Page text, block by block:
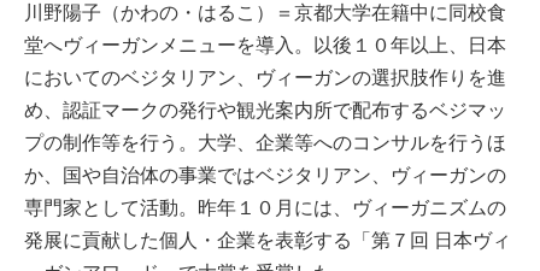
川野陽子（かわの・はるこ）＝京都大学在籍中に同校食
堂へヴィーガンメニューを導入。以後１０年以上、日本
においてのベジタリアン、ヴィーガンの選択肢作りを進
め、認証マークの発行や観光案内所で配布するベジマッ
プの制作等を行う。大学、企業等へのコンサルを行うほ
か、国や自治体の事業ではベジタリアン、ヴィーガンの
専門家として活動。昨年１０月には、ヴィーガニズムの
発展に貢献した個人・企業を表彰する「第７回 日本ヴィ